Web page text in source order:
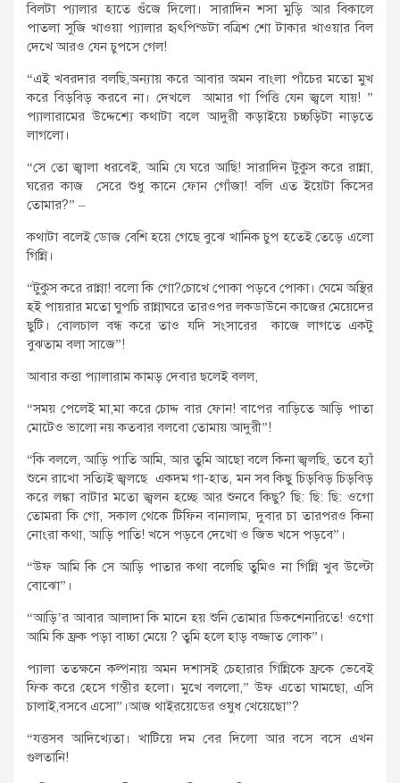
বিলটা প্যালার হাতে গুঁজে দিলো। সারাদিন শসা মুড়ি আর বিকালে
পাতলা সুজি খাওয়া প্যালার হৃৎপিন্ডটা বত্রিশ শো টাকার খাওয়ার বিল
দেখে আরও যেন চুপসে গেল!
“এই খবরদার বলছি,অন্যায় করে আবার অমন বাংলা পাঁচের মতো মুখ
করে বিড়বিড় করবে না। দেখলে আমার গা পিত্তি যেন জ্বলে যায়! ”
প্যালারামের উদ্দেশ্যে কথাটা বলে আদুরী কড়াইয়ে চচ্চড়িটা নাড়তে
লাগলো।
“সে তো জ্বালা ধরবেই, আমি যে ঘরে আছি! সারাদিন টুকুস করে রান্না,
ঘরের কাজ সেরে শুধু কানে ফোন গোঁজা! বলি এত ইয়েটা কিসের
তোমার?” –
কথাটা বলেই ডোজ বেশি হয়ে গেছে বুঝে খানিক চুপ হতেই তেড়ে এলো
গিন্নি।
“টুকুস করে রান্না! বলো কি গো?চোখে পোকা পড়বে পোকা। ঘেমে অস্থির
হই পায়রার মতো ঘুপচি রান্নাঘরে তারওপর লকডাউনে কাজের মেয়েদের
ছুটি। বোলচাল বন্ধ করে তাও যদি সংসারের কাজে লাগতে একটু
বুঝতাম বলা সাজে”!
আবার কত্তা প্যালারাম কামড় দেবার ছলেই বলল,
“সময় পেলেই মা,মা করে চোদ্দ বার ফোন! বাপের বাড়িতে আড়ি পাতা
মোটেও ভালো নয় কতবার বলবো তোমায় আদুরী”!
“কি বললে, আড়ি পাতি আমি, আর তুমি আছো বলে কিনা জ্বলছি, তবে হ্যাঁ
শুনে রাখো সত্যিই জ্বলছে একদম গা-হাত, মন সব কিছু চিড়বিড় চিড়বিড়
করে লঙ্কা বাটার মতো জ্বলন হচ্ছে আর শুনবে কিছু? ছি: ছি: ছি: ওগো
তোমরা কি গো, সকাল থেকে টিফিন বানালাম, দুবার চা তারপরও কিনা
নোংরা কথা, আড়ি পাতি! খসে পড়বে দেখো ও জিভ খসে পড়বে”।
“উফ আমি কি সে আড়ি পাতার কথা বলেছি তুমিও না গিন্নি খুব উল্টো
বোঝো”।
“আড়ি’র আবার আলাদা কি মানে হয় শুনি তোমার ডিকশেনারিতে! ওগো
আমি কি ফ্রক পড়া বাচ্চা মেয়ে ? তুমি হলে হাড় বজ্জাত লোক”।
প্যালা ততক্ষনে কল্পনায় অমন দশাসই চেহারার গিন্নিকে ফ্রকে ভেবেই
ফিক করে হেসে গম্ভীর হলো। মুখে বললো,” উফ এতো ঘামছো, এসি
চালাই,বসবে এসো”।আজ থাইরয়েডের ওষুধ খেয়েছো”?
“যত্তসব আদিখ্যেতা। খাটিয়ে দম বের দিলো আর বসে বসে এখন
গুলতানি!